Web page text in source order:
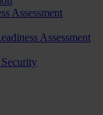
Assessment
Assessment